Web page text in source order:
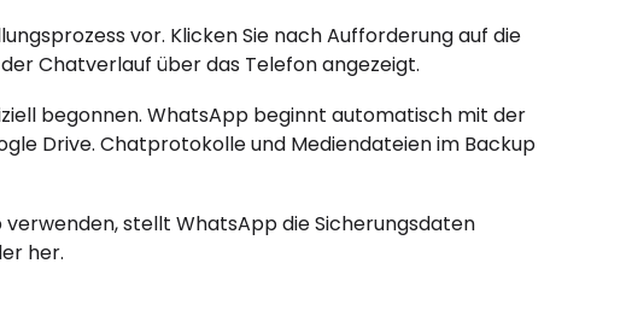
vor. Klicken Sie nach Aufforderung auf die
Chatverlauf über das Telefon angezeigt.
begonnen. WhatsApp beginnt automatisch mit der
Drive. Chatprotokolle und Mediendateien im Backup
stellt WhatsApp die Sicherungsdaten
her.